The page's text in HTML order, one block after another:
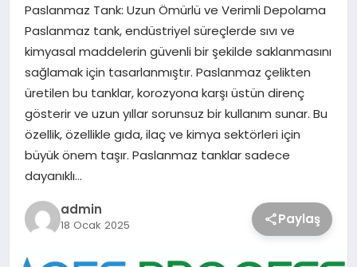
TEKNOLOJI
YAŞAM
Paslanmaz Tank: Uzun Ömürlü ve Verimli Depolama
Paslanmaz tank, endüstriyel süreçlerde sıvı ve
kimyasal maddelerin güvenli bir şekilde saklanmasını
sağlamak için tasarlanmıştır. Paslanmaz çelikten
üretilen bu tanklar, korozyona karşı üstün direnç
gösterir ve uzun yıllar sorunsuz bir kullanım sunar. Bu
özellik, özellikle gıda, ilaç ve kimya sektörleri için
büyük önem taşır. Paslanmaz tanklar sadece
dayanıklı…
admin
18 Ocak 2025 Paylaş